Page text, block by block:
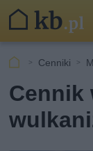
Cenniki
Cennik